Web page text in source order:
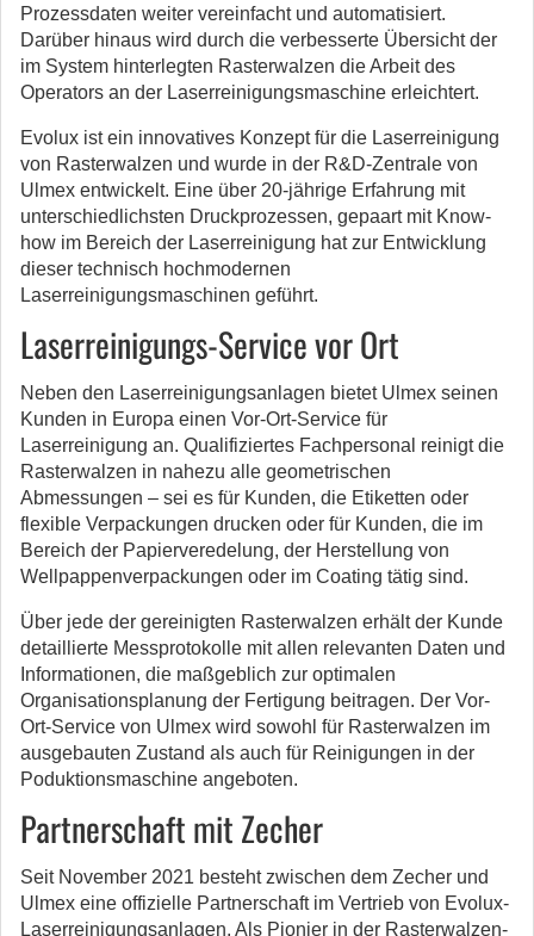
Prozessdaten weiter vereinfacht und automatisiert.
Darüber hinaus wird durch die verbesserte Übersicht der
im System hinterlegten Rasterwalzen die Arbeit des
Operators an der Laserreinigungsmaschine erleichtert.
Evolux ist ein innovatives Konzept für die Laserreinigung
von Rasterwalzen und wurde in der R&D-Zentrale von
Ulmex entwickelt. Eine über 20-jährige Erfahrung mit
unterschiedlichsten Druckprozessen, gepaart mit Know-
how im Bereich der Laserreinigung hat zur Entwicklung
dieser technisch hochmodernen
Laserreinigungsmaschinen geführt.
Laserreinigungs-Service vor Ort
Neben den Laserreinigungsanlagen bietet Ulmex seinen
Kunden in Europa einen Vor-Ort-Service für
Laserreinigung an. Qualifiziertes Fachpersonal reinigt die
Rasterwalzen in nahezu alle geometrischen
Abmessungen – sei es für Kunden, die Etiketten oder
flexible Verpackungen drucken oder für Kunden, die im
Bereich der Papierveredelung, der Herstellung von
Wellpappenverpackungen oder im Coating tätig sind.
Über jede der gereinigten Rasterwalzen erhält der Kunde
detaillierte Messprotokolle mit allen relevanten Daten und
Informationen, die maßgeblich zur optimalen
Organisationsplanung der Fertigung beitragen. Der Vor-
Ort-Service von Ulmex wird sowohl für Rasterwalzen im
ausgebauten Zustand als auch für Reinigungen in der
Poduktionsmaschine angeboten.
Partnerschaft mit Zecher
Seit November 2021 besteht zwischen dem Zecher und
Ulmex eine offizielle Partnerschaft im Vertrieb von Evolux-
Laserreinigungsanlagen. Als Pionier in der Rasterwalzen-